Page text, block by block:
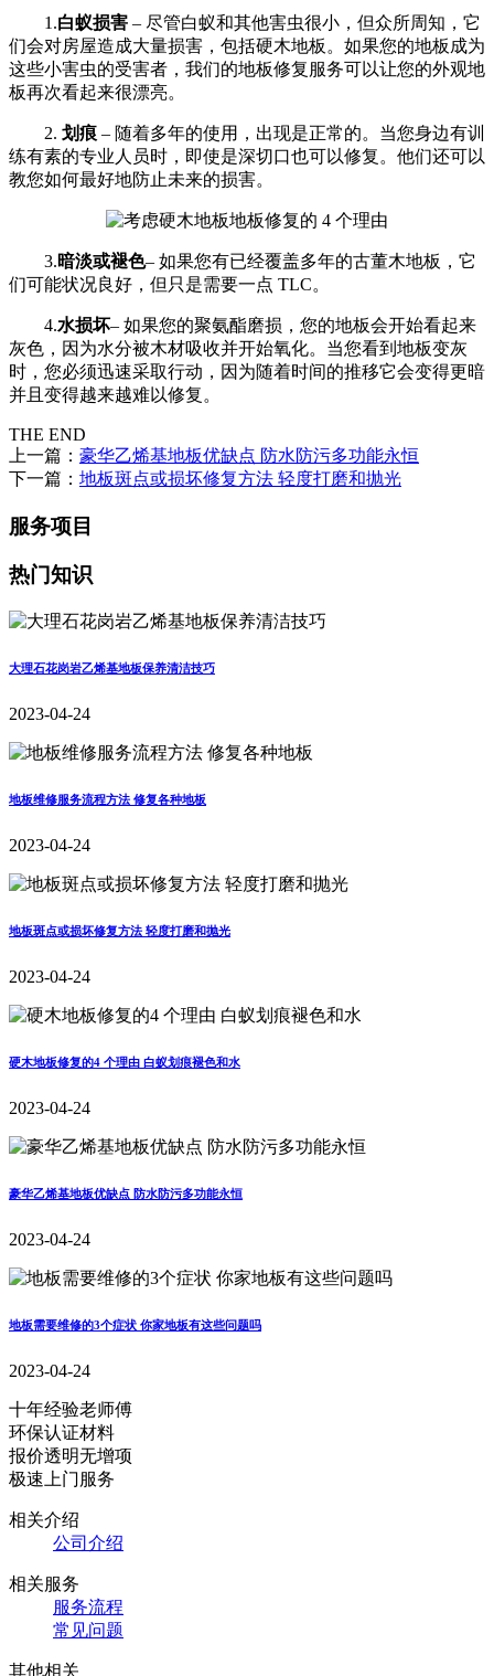
1.白蚁损害 – 尽管白蚁和其他害虫很小，但众所周知，它
们会对房屋造成大量损害，包括硬木地板。如果您的地板成为
这些小害虫的受害者，我们的地板修复服务可以让您的外观地
板再次看起来很漂亮。
2. 划痕 – 随着多年的使用，出现是正常的。当您身边有训
练有素的专业人员时，即使是深切口也可以修复。他们还可以
教您如何最好地防止未来的损害。
3.暗淡或褪色– 如果您有已经覆盖多年的古董木地板，它
们可能状况良好，但只是需要一点 TLC。
4.水损坏– 如果您的聚氨酯磨损，您的地板会开始看起来
灰色，因为水分被木材吸收并开始氧化。当您看到地板变灰
时，您必须迅速采取行动，因为随着时间的推移它会变得更暗
并且变得越来越难以修复。
THE END
上一篇： 豪华乙烯基地板优缺点 防水防污多功能永恒
下一篇： 地板斑点或损坏修复方法 轻度打磨和抛光
服务项目
热门知识
大理石花岗岩乙烯基地板保养清洁技巧
2023-04-24
地板维修服务流程方法 修复各种地板
2023-04-24
地板斑点或损坏修复方法 轻度打磨和抛光
2023-04-24
硬木地板修复的4 个理由 白蚁划痕褪色和水
2023-04-24
豪华乙烯基地板优缺点 防水防污多功能永恒
2023-04-24
地板需要维修的3个症状 你家地板有这些问题吗
2023-04-24
十年经验老师傅
环保认证材料
报价透明无增项
极速上门服务
相关介绍
公司介绍
相关服务
服务流程
常见问题
其他相关